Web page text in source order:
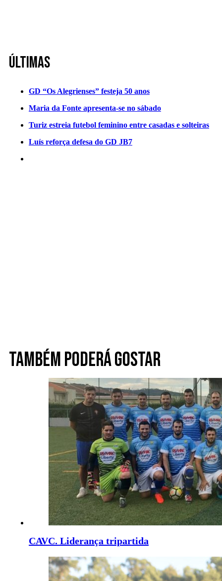
Últimas
GD “Os Alegrienses” festeja 50 anos
Maria da Fonte apresenta-se no sábado
Turiz estreia futebol feminino entre casadas e solteiras
Luís reforça defesa do GD JB7
Também poderá gostar
CAVC. Liderança tripartida